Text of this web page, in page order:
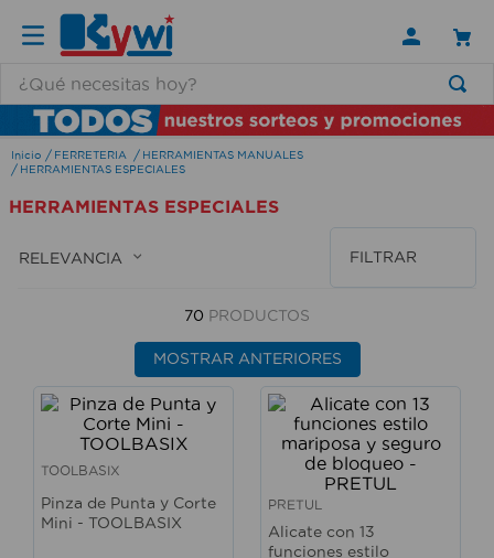
FERRETERIA
HERRAMIENTAS MANUALES
HERRAMIENTAS ESPECIALES
HERRAMIENTAS ESPECIALES
RELEVANCIA FILTRAR
70 PRODUCTOS
MOSTRAR ANTERIORES
TOOLBASIX
Pinza de Punta y Corte
Mini - TOOLBASIX
PRETUL
Alicate con 13
funciones estilo
TÉRMINOS MÁS BUSCADOS
1.
lamparas
2.
ducha
.
cerradura
aspiradora
lavamanos
taladro